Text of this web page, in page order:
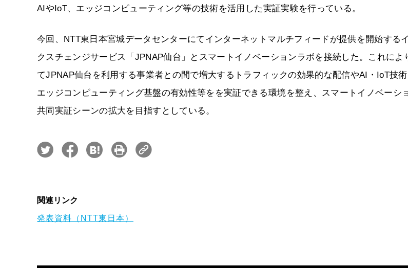
AIやIoT、エッジコンピューティング等の技術を活用した実証実験を行っている。
今回、NTT東日本宮城データセンターにてインターネットマルチフィードが提供を開始する
クスチェンジサービス「JPNAP仙台」とスマートイノベーションラボを接続した。これによ
てJPNAP仙台を利用する事業者との間で増大するトラフィックの効果的な配信やAI・IoT技
エッジコンピューティング基盤の有効性等をを実証できる環境を整え、スマートイノベーシ
共同実証シーンの拡大を目指すとしている。
関連リンク
発表資料（NTT東日本）